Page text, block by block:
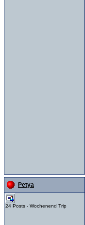
Petya
24 Posts - Wochenend Trip